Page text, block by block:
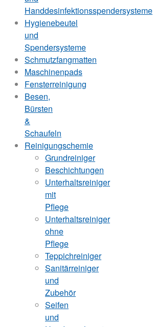
Handdesinfektionsspendersysteme
Hygienebeutel
und
Spendersysteme
Schmutzfangmatten
Maschinenpads
Fensterreinigung
Besen,
Bürsten
&
Schaufeln
Reinigungschemie
Grundreiniger
Beschichtungen
Unterhaltsreiniger
mit
Pflege
Unterhaltsreiniger
ohne
Pflege
Teppichreiniger
Sanitärreiniger
und
Zubehör
Seifen
und